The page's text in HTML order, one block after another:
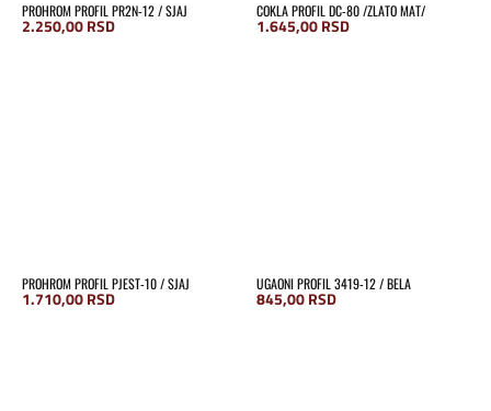
PROHROM PROFIL PR2N-12 / SJAJ
2.250,00RSD
COKLA PROFIL DC-80 /ZLATO MAT/
1.645,00RSD
PROHROM PROFIL PJEST-10 / SJAJ
1.710,00RSD
UGAONI PROFIL 3419-12 / BELA
845,00RSD